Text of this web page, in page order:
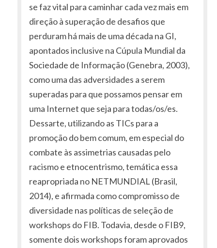
se faz vital para caminhar cada vez mais em
direção à superação de desafios que
perduram há mais de uma década na GI,
apontados inclusive na Cúpula Mundial da
Sociedade de Informação (Genebra, 2003),
como uma das adversidades a serem
superadas para que possamos pensar em
uma Internet que seja para todas/os/es.
Dessarte, utilizando as TICs para a
promoção do bem comum, em especial do
combate às assimetrias causadas pelo
racismo e etnocentrismo, temática essa
reapropriada no NETMUNDIAL (Brasil,
2014), e afirmada como compromisso de
diversidade nas políticas de seleção de
workshops do FIB. Todavia, desde o FIB9,
somente dois workshops foram aprovados